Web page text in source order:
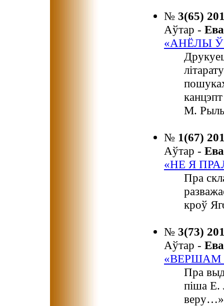
№ 3(65)
Аўтар -
«АНЁЛЫ
М.
№ 1(67)
Аўтар -
«НЕ Я
Пра
кроў
№ 3(73)
Аўтар -
Пра
піша Е.